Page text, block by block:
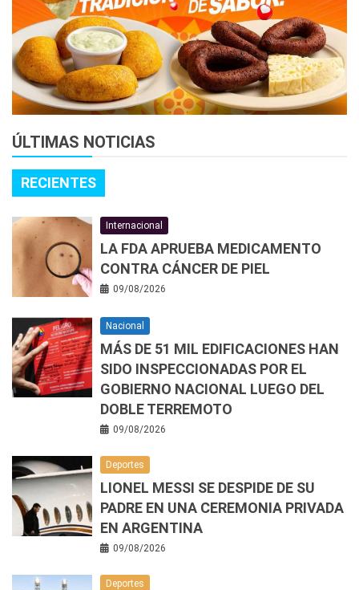
ÚLTIMAS NOTICIAS
RECIENTES
Internacional
LA FDA APRUEBA MEDICAMENTO
CONTRA CÁNCER DE PIEL
09/08/2026
Nacional
MÁS DE 51 MIL EDIFICACIONES HAN
SIDO INSPECCIONADAS POR EL
GOBIERNO NACIONAL LUEGO DEL
DOBLE TERREMOTO
09/08/2026
Deportes
LIONEL MESSI SE DESPIDE DE SU
PADRE EN UNA CEREMONIA PRIVADA
EN ARGENTINA
09/08/2026
Deportes